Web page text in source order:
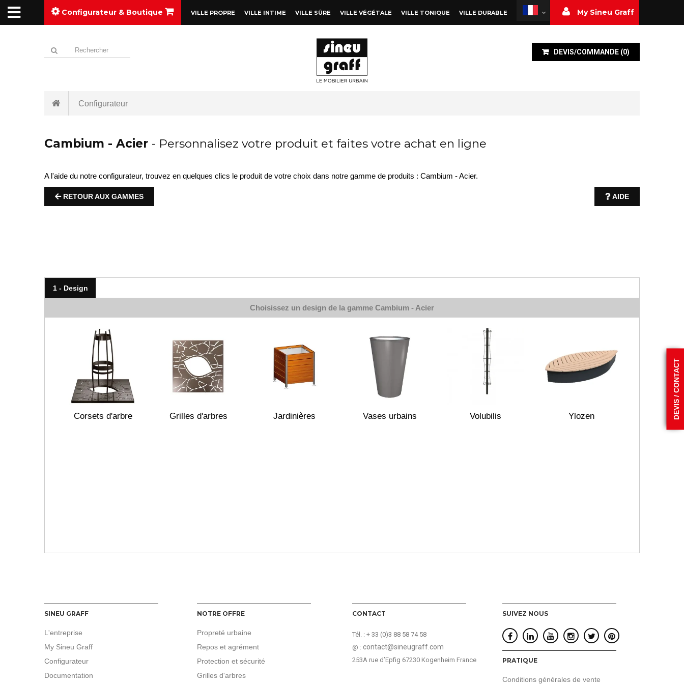
My Sineu Graff
Configurateur & Boutique VILLE PROPRE VILLE INTIME VILLE SÛRE VILLE VÉGÉTALE VILLE TONIQUE VILLE DURABLE
DEVIS/COMMANDE (0)
DEVIS / CONTACT
Configurateur
Cambium - Acier - Personnalisez votre produit et faites votre achat en ligne
A l'aide du notre configurateur, trouvez en quelques clics le produit de votre choix dans notre gamme de produits : Cambium - Acier.
RETOUR AUX GAMMES AIDE
1 - Design
Choisissez un design de la gamme Cambium - Acier
Corsets d'arbre Grilles d'arbres Jardinières Vases urbains Volubilis Ylozen
SINEU GRAFF
L'entreprise
My Sineu Graff
Configurateur
Documentation
NOTRE OFFRE
Propreté urbaine
Repos et agrément
Protection et sécurité
Grilles d'arbres
CONTACT
Tél. : + 33 (0)3 88 58 74 58
@ : contact@sineugraff.com
253A rue d’Epfig 67230 Kogenheim France
SUIVEZ NOUS
PRATIQUE
Conditions générales de vente